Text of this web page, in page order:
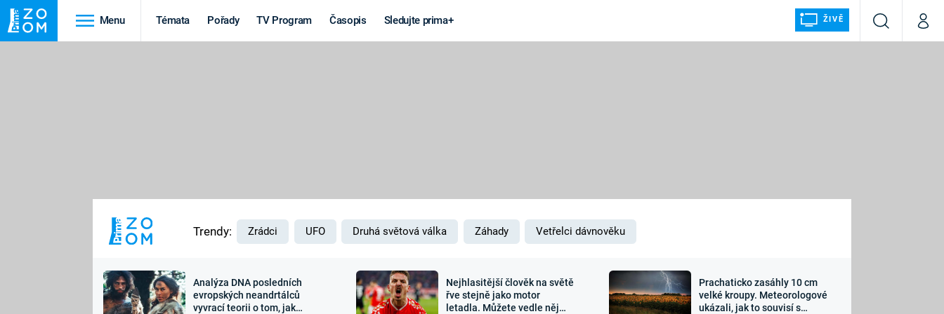
Menu Témata Pořady TV Program Časopis Sledujte prima+ ŽIVĚ
VyhledáváníMůj
MARS
Výročí
Záhady a
Zajímavosti Sledujte nás
Trendy: Zrádci UFO Druhá světová válka Záhady Vetřelci dávnověku
Analýza DNA posledních
evropských neandrtálců
vyvrací teorii o tom, jak
Nejhlasitější člověk na světě
řve stejně jako motor
letadla. Můžete vedle něj
Prachaticko zasáhly 10 cm
velké kroupy. Meteorologové
ukázali, jak to souvisí s